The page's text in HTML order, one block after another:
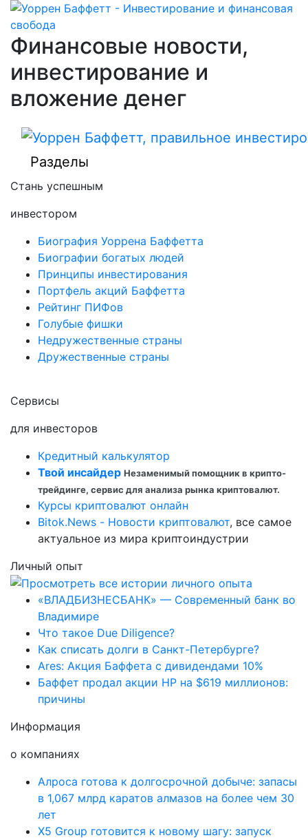
Финансовые новости,
инвестирование и
вложение денег
Разделы
Стань успешным
инвестором
Биография Уоррена Баффетта
Биографии богатых людей
Принципы инвестирования
Портфель акций Баффетта
Рейтинг ПИФов
Голубые фишки
Недружественные страны
Дружественные страны
Сервисы
для инвесторов
Кредитный калькулятор
Твой инсайдер Незаменимый помощник в крипто-
трейдинге, сервис для анализа рынка криптовалют.
Курсы криптовалют онлайн
Bitok.News - Новости криптовалют, все самое
актуальное из мира криптоиндустрии
Личный опыт
«ВЛАДБИЗНЕСБАНК» — Современный банк во
Владимире
Что такое Due Diligence?
Как списать долги в Санкт-Петербурге?
Ares: Акция Баффета с дивидендами 10%
Баффет продал акции HP на $619 миллионов:
причины
Информация
о компаниях
Алроса готова к долгосрочной добыче: запасы
в 1,067 млрд каратов алмазов на более чем 30
лет
X5 Group готовится к новому шагу: запуск